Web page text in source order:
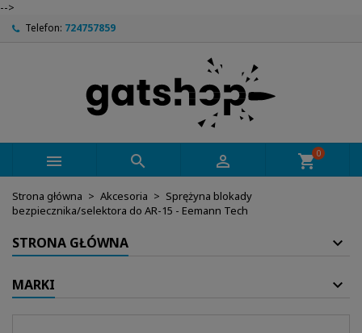
-->
Telefon: 724757859
   shopping_cart0
Strona główna Akcesoria
Sprężyna blokady
bezpiecznika/selektora do AR-15 - Eemann Tech
STRONA GŁÓWNA
MARKI